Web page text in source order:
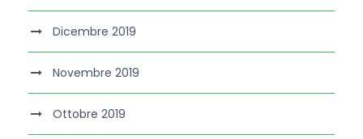
Dicembre 2019
Novembre 2019
Ottobre 2019